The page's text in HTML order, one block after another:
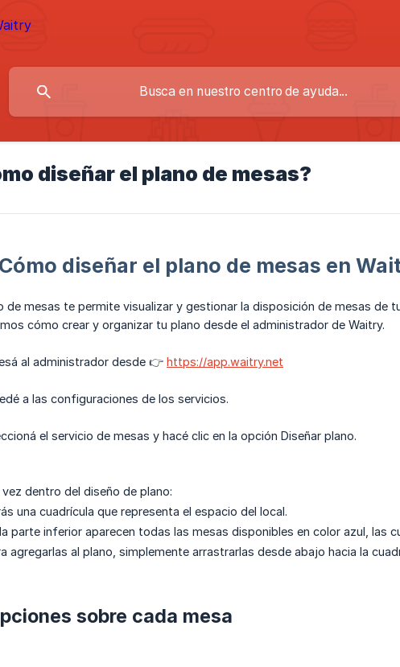
diseñar el plano de mesas?
diseñar el plano de mesas en
de mesas te permite visualizar y gestionar la disposición de mesas de
cómo crear y organizar tu plano desde el administrador de Waitry.
al administrador desde 👉 https://app.waitry.net
a las configuraciones de los servicios.
el servicio de mesas y hacé clic en la opción Diseñar plano.
vez dentro del diseño de plano:
una cuadrícula que representa el espacio del local.
parte inferior aparecen todas las mesas disponibles en color azul, las
agregarlas al plano, simplemente arrastrarlas desde abajo hacia la
sobre cada mesa